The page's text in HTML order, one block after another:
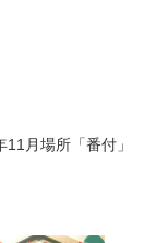
11月場所「番付」